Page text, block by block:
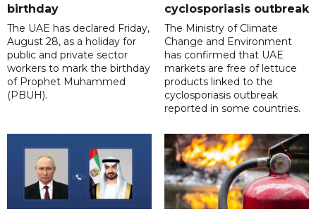
birthday
The UAE has declared Friday,
August 28, as a holiday for
public and private sector
workers to mark the birthday
of Prophet Muhammed
(PBUH).
cyclosporiasis outbreak
The Ministry of Climate
Change and Environment
has confirmed that UAE
markets are free of lettuce
products linked to the
cyclosporiasis outbreak
reported in some countries.